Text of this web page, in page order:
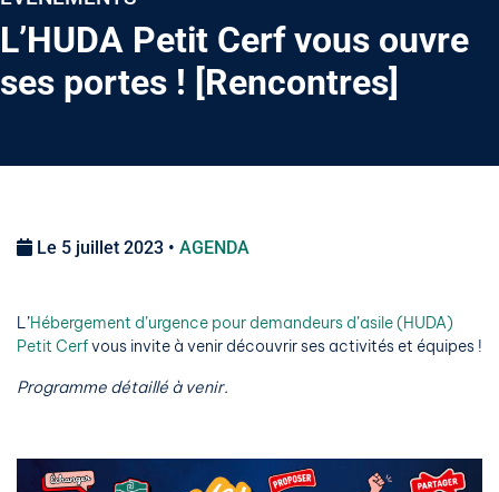
L’HUDA Petit Cerf vous ouvre
ses portes ! [Rencontres]
Le 5 juillet 2023 • AGENDA
L’Hébergement d’urgence pour demandeurs d’asile (HUDA)
Petit Cerfvous invite à venir découvrir ses activités et équipes !
Programme détaillé à venir.